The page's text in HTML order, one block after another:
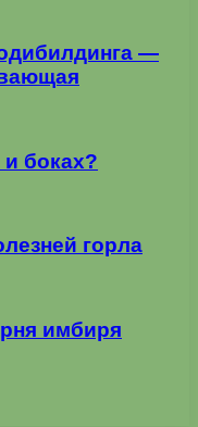
—
и боках?
горла
имбиря